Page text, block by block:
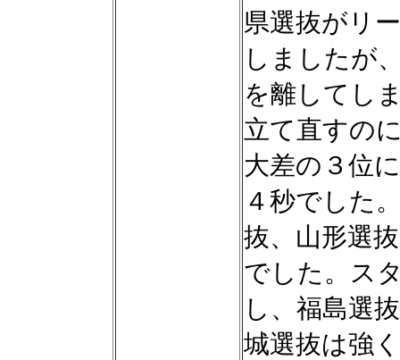
県選抜がリ
しましたが
を離してし
立て直すの
大差の３位
４秒でした
抜、山形選
でした。ス
し、福島選
城選抜は強